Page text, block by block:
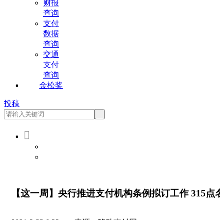
财报
查询
支付
数据
查询
交通
支付
查询
金松奖
投稿

【这一周】央行推进支付机构条例拟订工作 315点